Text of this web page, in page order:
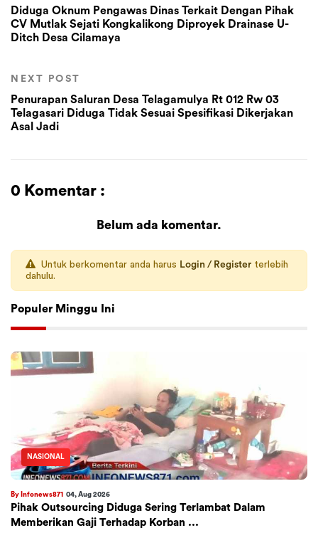
Diduga Oknum Pengawas Dinas Terkait Dengan Pihak
CV Mutlak Sejati Kongkalikong Diproyek Drainase U-
Ditch Desa Cilamaya
NEXT POST
Penurapan Saluran Desa Telagamulya Rt 012 Rw 03
Telagasari Diduga Tidak Sesuai Spesifikasi Dikerjakan
Asal Jadi
0 Komentar :
Belum ada komentar.
Untuk berkomentar anda harus Login / Register terlebih
dahulu.
Populer Minggu Ini
NASIONAL
By Infonews871 04, Aug 2026
Pihak Outsourcing Diduga Sering Terlambat Dalam
Memberikan Gaji Terhadap Korban ...